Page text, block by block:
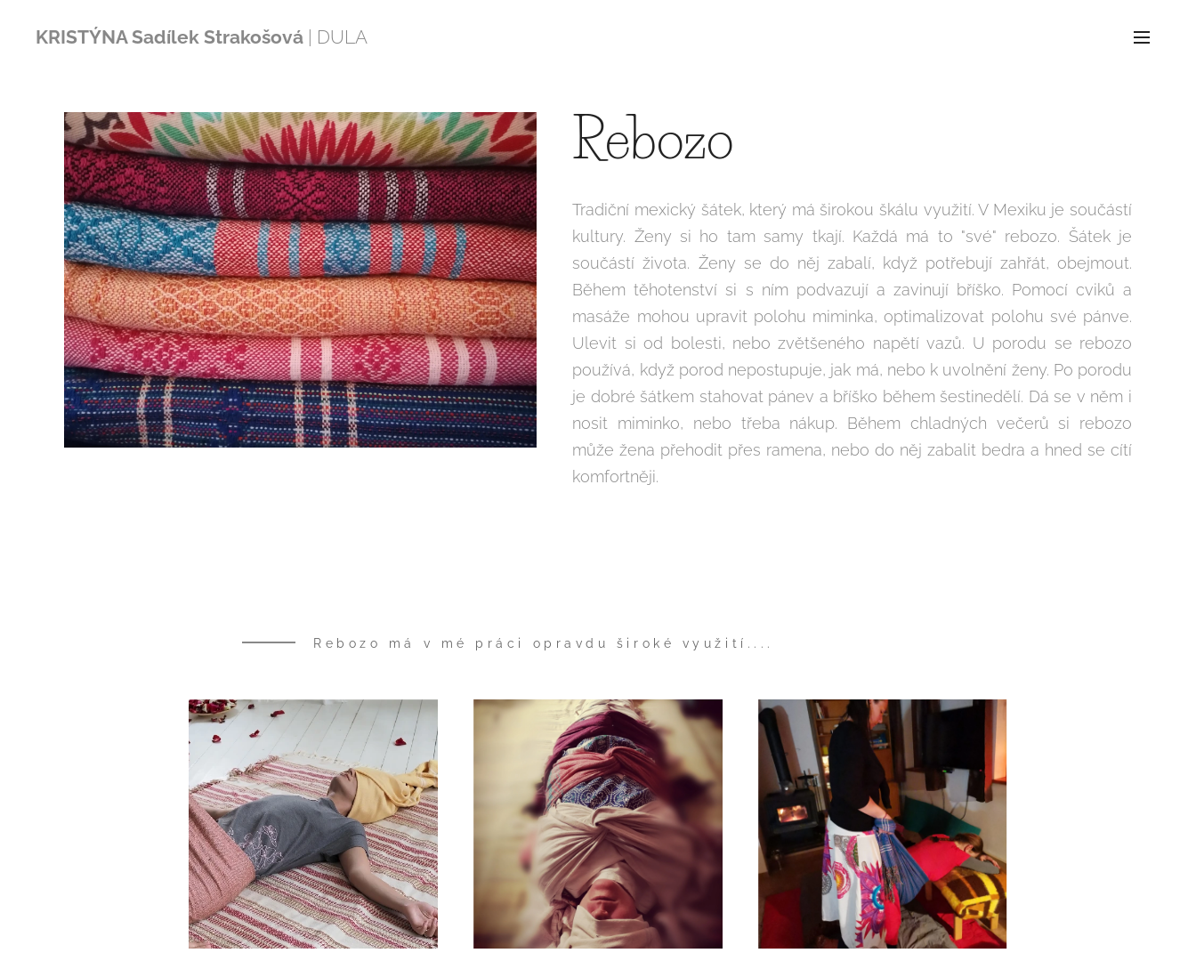
KRISTÝNA Sadílek Strakošová | DULA
Rebozo
Tradiční mexický šátek, který má širokou škálu využití. V Mexiku je součástí
kultury. Ženy si ho tam samy tkají. Každá má to "své" rebozo. Šátek je
součástí života. Ženy se do něj zabalí, když potřebují zahřát, obejmout.
Během těhotenství si s ním podvazují a zavinují bříško. Pomocí cviků a
masáže mohou upravit polohu miminka, optimalizovat polohu své pánve.
Ulevit si od bolesti, nebo zvětšeného napětí vazů. U porodu se rebozo
používá, když porod nepostupuje, jak má, nebo k uvolnění ženy. Po porodu
je dobré šátkem stahovat pánev a bříško během šestinedělí. Dá se v něm i
nosit miminko, nebo třeba nákup. Během chladných večerů si rebozo
může žena přehodit přes ramena, nebo do něj zabalit bedra a hned se cítí
komfortněji.
Rebozo má v mé práci opravdu široké využití....